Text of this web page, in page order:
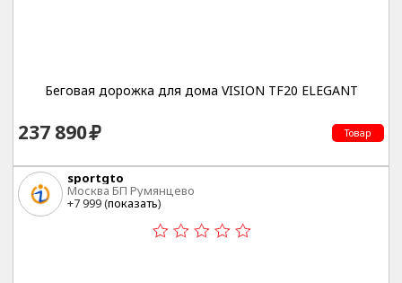
Беговая дорожка для дома VISION TF20 ELEGANT
237 890 Товар
sportgto
Москва БП Румянцево
+7 999 (показать)